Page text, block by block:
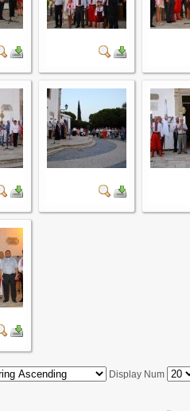
Display Num